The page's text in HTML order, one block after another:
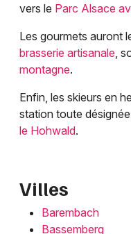
vers le Parc Alsace
Les gourmets auront
brasserie artisanale ,
montagne.
Enfin, les skieurs en
station toute
le Hohwald.
Villes
Barembach
Bassemberg